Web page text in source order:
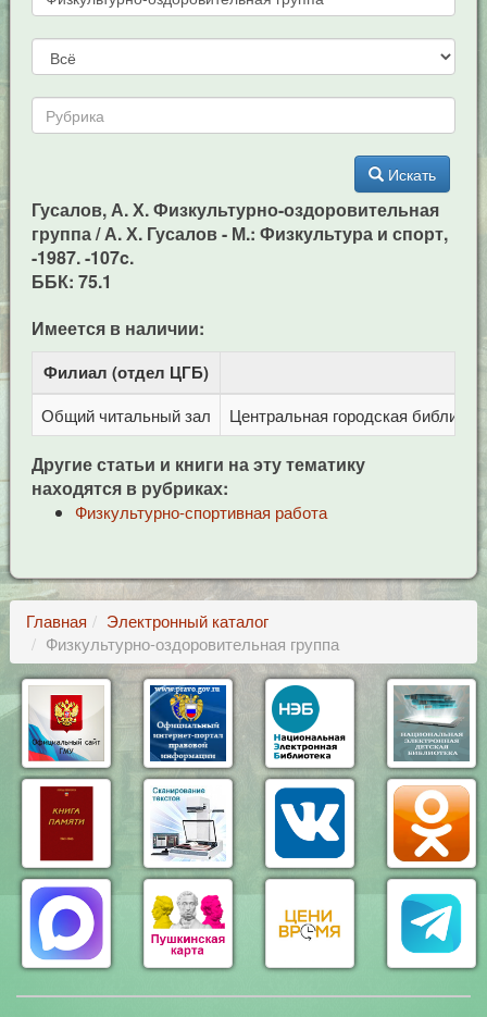
Искать
Гусалов, А. Х. Физкультурно-оздоровительная
группа / А. Х. Гусалов - М.: Физкультура и спорт,
-1987. -107c.
ББК: 75.1
Имеется в наличии:
Филиал (отдел ЦГБ)
Общий читальный зал Центральная городская
Другие статьи и книги на эту тематику
находятся в рубриках:
Физкультурно-спортивная работа
Главная
Электронный каталог
Физкультурно-оздоровительная группа